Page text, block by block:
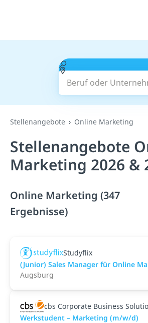
Beruf oder
Suchen
Stellenangebote Online Marketing
Stellenangebote
Marketing 2026 &
Online Marketing (347
Ergebnisse)
Studyflix
(Junior) Sales Manager für Online
Augsburg
cbs Corporate Business
Werkstudent – Marketing (m/w/d)